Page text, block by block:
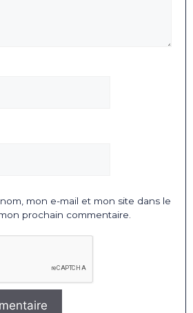
mon e-mail et mon site dans le
prochain commentaire.